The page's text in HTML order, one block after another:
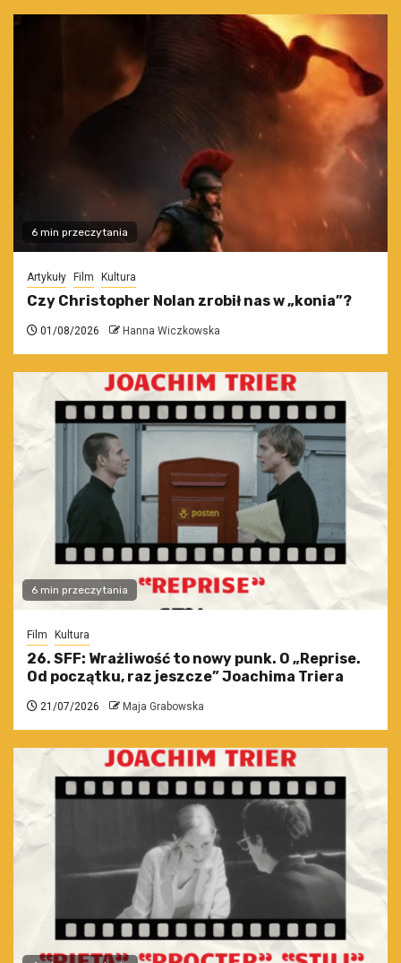
6 min przeczytania
Artykuły Film Kultura
Czy Christopher Nolan zrobił nas w „konia”?
01/08/2026 Hanna Wiczkowska
6 min przeczytania
Film Kultura
26. SFF: Wrażliwość to nowy punk. O „Reprise.
Od początku, raz jeszcze” Joachima Triera
21/07/2026 Maja Grabowska